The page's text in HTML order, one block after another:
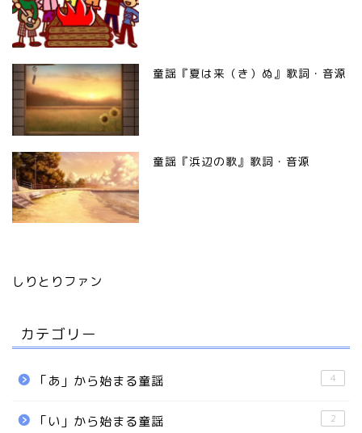
童謡『夏は来（き）ぬ』歌詞・音源
童謡『浜辺の歌』歌詞・音源
しりとりファン
カテゴリー
「あ」から始まる童謡 4
「い」から始まる童謡 2